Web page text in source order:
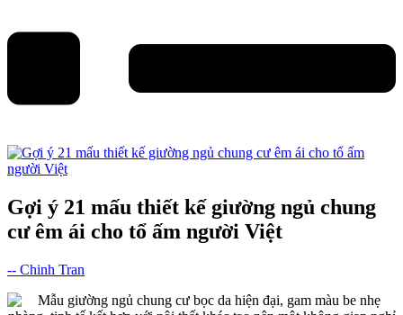
Gợi ý 21 mấu thiết kế giường ngủ chung
cư êm ái cho tổ ấm người Việt
-- Chinh Tran